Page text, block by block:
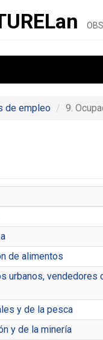
Lan
de empleo 9.
de alimentos
urbanos, vendedores
y de la pesca
y de la minería